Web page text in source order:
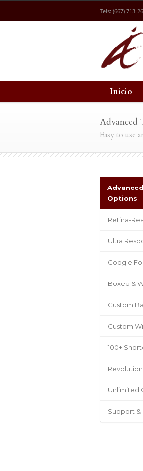
Tels: (667) 713-
Inicio
Advanced
Easy to use
Options
Retina-
Ultra
Google
Boxed &
Custom
Custom
100+
Unlimited
Support &